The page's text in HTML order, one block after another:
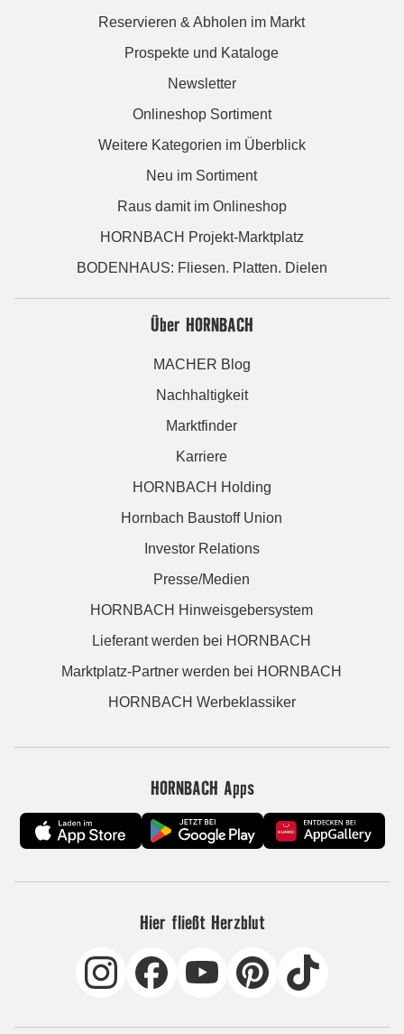
Reservieren & Abholen im Markt
Prospekte und Kataloge
Newsletter
Onlineshop Sortiment
Weitere Kategorien im Überblick
Neu im Sortiment
Raus damit im Onlineshop
HORNBACH Projekt-Marktplatz
BODENHAUS: Fliesen. Platten. Dielen
Über HORNBACH
MACHER Blog
Nachhaltigkeit
Marktfinder
Karriere
HORNBACH Holding
Hornbach Baustoff Union
Investor Relations
Presse/Medien
HORNBACH Hinweisgebersystem
Lieferant werden bei HORNBACH
Marktplatz-Partner werden bei HORNBACH
HORNBACH Werbeklassiker
HORNBACH Apps
Hier fließt Herzblut